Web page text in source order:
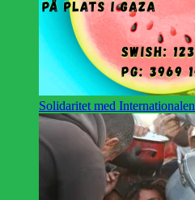
Solidaritet med Internationalen